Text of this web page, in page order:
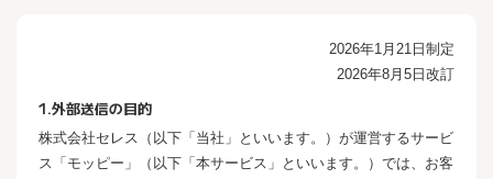
2026年1月21日制定
2026年8月5日改訂
1.外部送信の目的
株式会社セレス（以下「当社」といいます。）が運営するサービ
ス「モッピー」（以下「本サービス」といいます。）では、お客